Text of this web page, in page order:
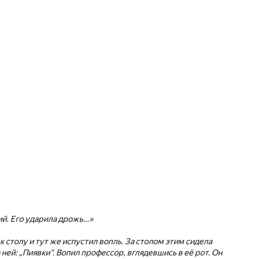
Его ударила дрожь…»
и тут же испустил вопль. За столом этим сидела
„Пиявки“. Вопил профессор, вглядевшись в её рот. Он